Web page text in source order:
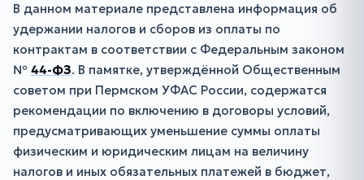
В данном материале представлена информация об
удержании налогов и сборов из оплаты по
контрактам в соответствии с Федеральным законом
№ 44-ФЗ. В памятке, утверждённой Общественным
советом при Пермском УФАС России, содержатся
рекомендации по включению в договоры условий,
предусматривающих уменьшение суммы оплаты
физическим и юридическим лицам на величину
налогов и иных обязательных платежей в бюджет,